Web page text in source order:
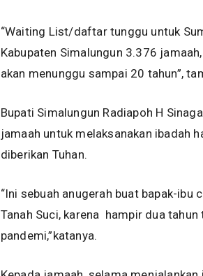
“Waiting List/daftar tunggu untuk
Kabupaten Simalungun 3.376
akan menunggu sampai 20 tahun”,
Bupati Simalungun Radiapoh H
jamaah untuk melaksanakan ibadah
diberikan Tuhan.
“Ini sebuah anugerah buat bapak-
Tanah Suci, karena hampir dua
pandemi,”katanya.